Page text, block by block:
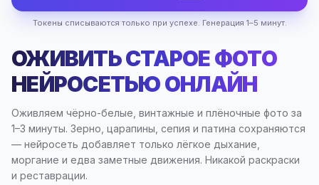
Токены списываются только при успехе. Генерация 1–5 минут.
ОЖИВИТЬ СТАРОЕ ФОТО
НЕЙРОСЕТЬЮ ОНЛАЙН
Оживляем чёрно-белые, винтажные и плёночные фото за
1–3 минуты. Зерно, царапины, сепия и патина сохраняются
— нейросеть добавляет только лёгкое дыхание,
моргание и едва заметные движения. Никакой раскраски
и реставрации.